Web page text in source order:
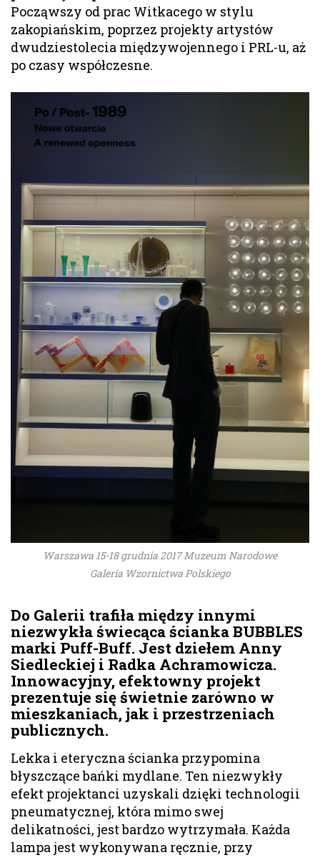
Począwszy od prac Witkacego w stylu
zakopiańskim, poprzez projekty artystów
dwudziestolecia międzywojennego i PRL-u, aż
po czasy współczesne.
Warszawa 15-18 grudnia 2017 Muzeum Narodowe
Galeria Wzornictwa Polskiego
Do Galerii trafiła między innymi
niezwykła świecąca ścianka BUBBLES
marki Puff-Buff. Jest dziełem Anny
Siedleckiej i Radka Achramowicza.
Innowacyjny, efektowny projekt
prezentuje się świetnie zarówno w
mieszkaniach, jak i przestrzeniach
publicznych.
Lekka i eteryczna ścianka przypomina
błyszczące bańki mydlane. Ten niezwykły
efekt projektanci uzyskali dzięki technologii
pneumatycznej, która mimo swej
delikatności, jest bardzo wytrzymała. Każda
lampa jest wykonywana ręcznie, przy